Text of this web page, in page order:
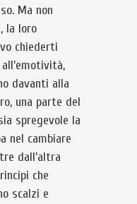
Ma non
la loro
chiederti
davanti alla
una parte del
spregevole la
nel cambiare
dall’altra
che
scalzi e